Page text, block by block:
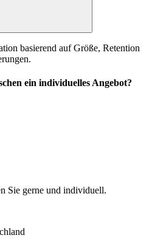
basierend auf Größe, Retention
ein individuelles Angebot?
Sie gerne und individuell.